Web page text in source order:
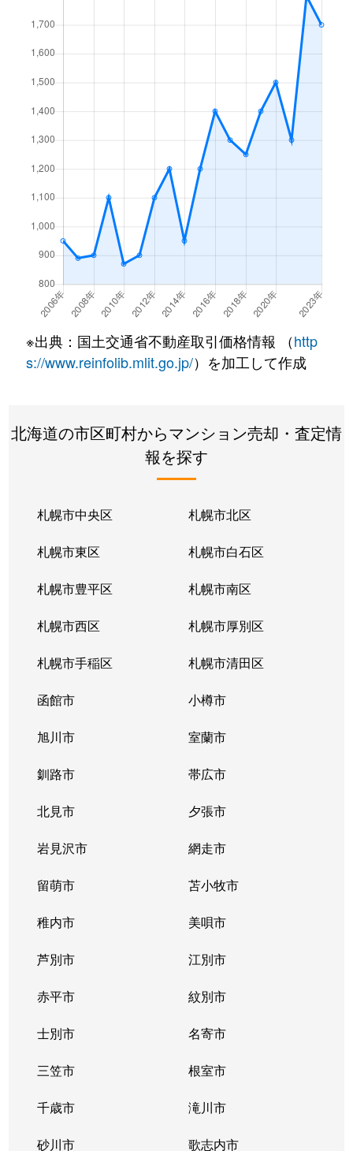
月寒東１条
徒歩
月寒東１条
2,100万円 福住
月寒東１条
福住
月寒東１条
3,400万円 福住
月寒東１条
3,500万円
月寒東１条
800万円
月寒東１条
1,900万円 福住
徒歩
月寒東１条
1,100万円 福住
月寒東２条
640万円 月寒中央
月寒東２条
2,500万円 福住
徒歩
2,800万円
月寒東２条
福住
月寒東２条
福住
月寒東３条
月寒中央
月寒東４条
月寒中央
月寒東４条
南郷7丁目
月寒東５条
南郷7丁目
豊平２条
東札幌
豊平２条
東札幌
豊平３条
学園前(札幌)
豊平４条
豊平公園
豊平４条
豊平公園
豊平４条
豊平公園
豊平６条
学園前(札幌)
豊平８条
学園前(札幌)
豊平８条
豊平公園
豊平９条
豊平公園
中の島１条
中の島
※出典：国土交通省不動産取引価格情報 （http
s://www.reinfolib.mlit.go.jp/）を加工して作成
北海道の市区町村からマンション売却・査定情
報を探す
札幌市中央区 札幌市北区
札幌市東区 札幌市白石区
札幌市豊平区 札幌市南区
札幌市西区 札幌市厚別区
札幌市手稲区 札幌市清田区
函館市 小樽市
旭川市 室蘭市
釧路市 帯広市
北見市 夕張市
岩見沢市 網走市
留萌市 苫小牧市
稚内市 美唄市
芦別市 江別市
赤平市 紋別市
士別市 名寄市
三笠市 根室市
千歳市 滝川市
砂川市 歌志内市